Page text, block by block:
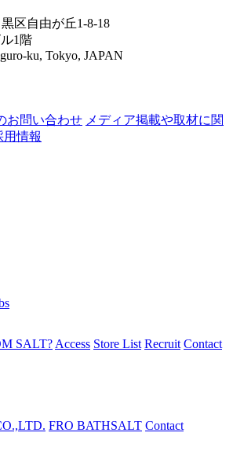
区自由が丘1-8-18
1階
ku, Tokyo, JAPAN
お問い合わせ メディア掲載や取材に関
用情報
SALT? Access Store List Recruit Contact
FRO BATHSALT Contact